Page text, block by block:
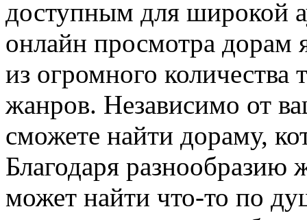
доступным для широкой
онлайн просмотра дорам
из огромного количества
жанров. Независимо от
сможете найти дораму,
Благодаря
может найти что-то по